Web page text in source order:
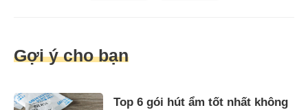
Gợi ý cho bạn
Top 6 gói hút ẩm tốt nhất không